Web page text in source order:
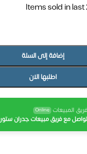
Items sold in last
إضافة إلى السلة
اطلبها الان
فريق المبيعات Online
تواصل مع فريق مبيعات جدران ستور